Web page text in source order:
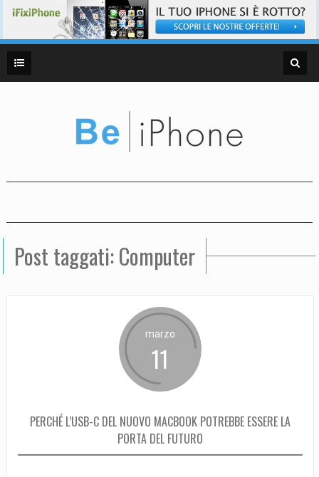
Post taggati: Computer
marzo
11
PERCHÉ L’USB-C DEL NUOVO MACBOOK POTREBBE ESSERE LA
PORTA DEL FUTURO